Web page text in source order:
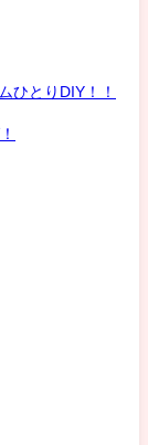
ひとりDIY！！